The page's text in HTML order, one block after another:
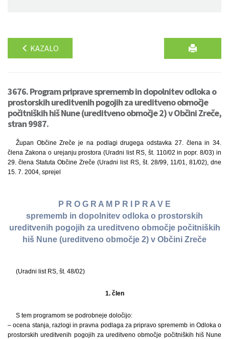
KAZALO
3676. Program priprave sprememb in dopolnitev odloka o
prostorskih ureditvenih pogojih za ureditveno območje
počitniških hiš Nune (ureditveno območje 2) v Občini Zreče,
stran 9987.
Župan Občine Zreče je na podlagi drugega odstavka 27. člena in 34.
člena Zakona o urejanju prostora (Uradni list RS, št. 110/02 in popr. 8/03) in
29. člena Statuta Občine Zreče (Uradni list RS, št. 28/99, 11/01, 81/02), dne
15. 7. 2004, sprejel
P R O G R A M P R I P R A V E
sprememb in dopolnitev odloka o prostorskih
ureditvenih pogojih za ureditveno območje počitniških
hiš Nune (ureditveno območje 2) v Občini Zreče
(Uradni list RS, št. 48/02)
1. člen
S tem programom se podrobneje določijo:
– ocena stanja, razlogi in pravna podlaga za pripravo sprememb in Odloka o
prostorskih ureditvenih pogojih za ureditveno območje počitniških hiš Nune